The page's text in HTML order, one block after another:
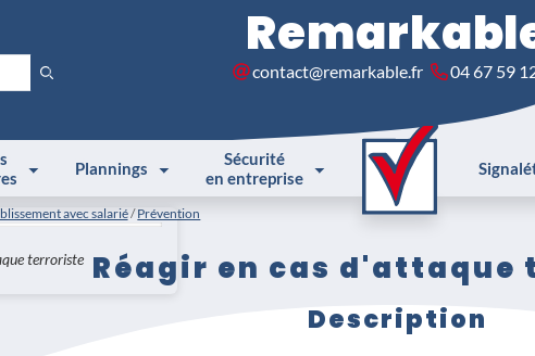
contact@remarkable.fr 04 67 59
Plannings
Sécurité
en entreprise
avec salarié
Prévention
Réagir en cas
terroriste
Description